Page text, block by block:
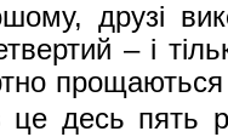
друзі
– і
прощаються
десь пять